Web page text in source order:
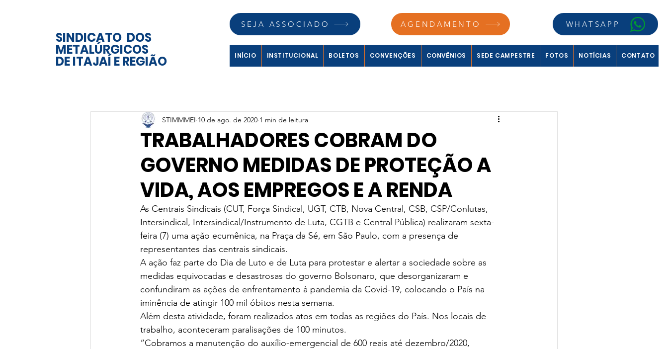
SINDICATO DOS
METALÚRGICOS
DE ITAJAÍ E REGIÃO
SEJA ASSOCIADO AGENDAMENTO WHATSAPP
INÍCIO INSTITUCIONAL BOLETOS CONVENÇÕES CONVÊNIOS SEDE CAMPESTRE FOTOS NOTÍCIAS CONTATO
TRABALHADORES COBRAM DO
GOVERNO MEDIDAS DE PROTEÇÃO A
VIDA, AOS EMPREGOS E A RENDA
STIMMMEI 10 de ago. de 2020 1 min de leitura
As Centrais Sindicais (CUT, Força Sindical, UGT, CTB, Nova Central, CSB, CSP/Conlutas,
Intersindical, Intersindical/Instrumento de Luta, CGTB e Central Pública) realizaram sexta-
feira (7) uma ação ecumênica, na Praça da Sé, em São Paulo, com a presença de
representantes das centrais sindicais.
A ação faz parte do Dia de Luto e de Luta para protestar e alertar a sociedade sobre as
medidas equivocadas e desastrosas do governo Bolsonaro, que desorganizaram e
confundiram as ações de enfrentamento à pandemia da Covid-19, colocando o País na
iminência de atingir 100 mil óbitos nesta semana.
Além desta atividade, foram realizados atos em todas as regiões do País. Nos locais de
trabalho, aconteceram paralisações de 100 minutos.
“Cobramos a manutenção do auxílio-emergencial de 600 reais até dezembro/2020,